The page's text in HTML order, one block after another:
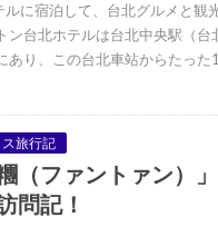
に宿泊して、台北グルメと観
ン台北ホテルは台北中央駅（台
あり、この台北車站からたった
旅行記
（ファントァン）
問記！